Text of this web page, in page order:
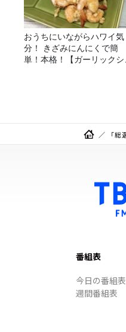
おうちにいながらハワイ気
分！ きざみにんにくで簡
単！本格！【ガーリックシ
「
番組表
今日の番組表
週間番組表